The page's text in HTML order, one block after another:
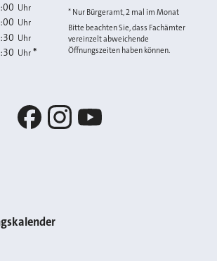
Uhr
Uhr
Uhr
Uhr *
* Nur Bürgeramt, 2 mal im Monat
Bitte beachten Sie, dass Fachämter
vereinzelt abweichende
Öffnungszeiten haben können.